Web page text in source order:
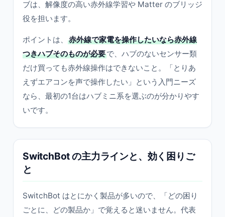
ブは、解像度の高い赤外線学習や Matter のブリッジ
役を担います。
ポイントは、
赤外線で家電を操作したいなら赤外線
つきハブそのものが必要で、ハブのないセンサー類
だけ買っても赤外線操作はできないこと。「とりあ
えずエアコンを声で操作したい」という入門ニーズ
なら、最初の1台はハブミニ系を選ぶのが分かりやす
いです。
SwitchBot の主力ラインと、効く困りご
と
SwitchBot はとにかく製品が多いので、「どの困り
ごとに、どの製品か」で覚えると迷いません。代表